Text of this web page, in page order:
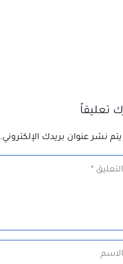
تعليقاً
نشر عنوان بريدك الإلكتروني.